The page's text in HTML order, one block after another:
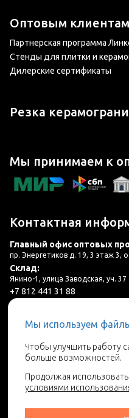
Оптовым клиентам
Партнерская программа
Стенды для плитки и
Дилерские сертификаты
Резка
Мы принимаем к
Контактная
Главный офис оптовых
пр. Энергетиков д. 19, 3 этаж 3,
Склад:
Янино-1, улица Заводская, уч. 37
+7 812 441 31 88
plitka@lincer.ru
3 салона в г. Санкт-
Мы используем
Чтобы улучшить работу
больше возможностей.
Продолжая
условиями